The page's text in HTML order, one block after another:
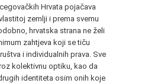
Hrvata pojačava
zemlji i prema svemu
hrvatska strana ne želi
zahtjeva koji se tiču
i individualnih prava. Sve
kolektivnu optiku, kao da
identiteta osim onih koje